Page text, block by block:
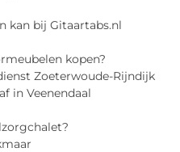
kan bij Gitaartabs.nl
kopen?
Zoeterwoude-Rijndijk
in Veenendaal